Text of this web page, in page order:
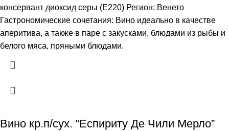
консервант диоксид серы (Е220) Регион: Венето
Гастрономические сочетания: Вино идеально в качестве
аперитива, а также в паре с закусками, блюдами из рыбы и
белого мяса, пряными блюдами.
Вино кр.п/сух. “Еспириту Де Чили Мерло”